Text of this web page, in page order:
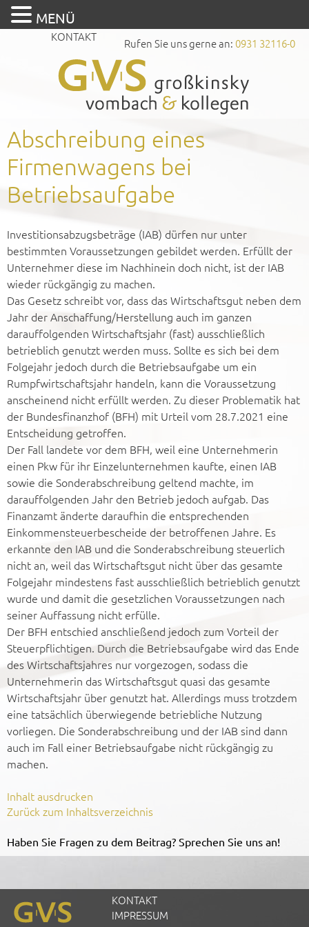
Rufen Sie uns gerne an: 0931 32116-0
KONTAKT
Abschreibung eines
Firmenwagens bei
Betriebsaufgabe
Investitionsabzugsbeträge (IAB) dürfen nur unter
bestimmten Voraussetzungen gebildet werden. Erfüllt der
Unternehmer diese im Nachhinein doch nicht, ist der IAB
wieder rückgängig zu machen.
Das Gesetz schreibt vor, dass das Wirtschaftsgut neben dem
Jahr der Anschaffung/Herstellung auch im ganzen
darauffolgenden Wirtschaftsjahr (fast) ausschließlich
betrieblich genutzt werden muss. Sollte es sich bei dem
Folgejahr jedoch durch die Betriebsaufgabe um ein
Rumpfwirtschaftsjahr handeln, kann die Voraussetzung
anscheinend nicht erfüllt werden. Zu dieser Problematik hat
der Bundesfinanzhof (BFH) mit Urteil vom 28.7.2021 eine
Entscheidung getroffen.
Der Fall landete vor dem BFH, weil eine Unternehmerin
einen Pkw für ihr Einzelunternehmen kaufte, einen IAB
sowie die Sonderabschreibung geltend machte, im
darauffolgenden Jahr den Betrieb jedoch aufgab. Das
Finanzamt änderte daraufhin die entsprechenden
Einkommensteuerbescheide der betroffenen Jahre. Es
erkannte den IAB und die Sonderabschreibung steuerlich
nicht an, weil das Wirtschaftsgut nicht über das gesamte
Folgejahr mindestens fast ausschließlich betrieblich genutzt
wurde und damit die gesetzlichen Voraussetzungen nach
seiner Auffassung nicht erfülle.
Der BFH entschied anschließend jedoch zum Vorteil der
Steuerpflichtigen. Durch die Betriebsaufgabe wird das Ende
des Wirtschaftsjahres nur vorgezogen, sodass die
Unternehmerin das Wirtschaftsgut quasi das gesamte
Wirtschaftsjahr über genutzt hat. Allerdings muss trotzdem
eine tatsächlich überwiegende betriebliche Nutzung
vorliegen. Die Sonderabschreibung und der IAB sind dann
auch im Fall einer Betriebsaufgabe nicht rückgängig zu
machen.
Inhalt ausdrucken
Zurück zum Inhaltsverzeichnis
Haben Sie Fragen zu dem Beitrag? Sprechen Sie uns an!
KONTAKT
IMPRESSUM
MENÜ